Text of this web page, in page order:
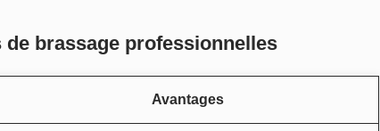
brassage professionnelles
Avantages